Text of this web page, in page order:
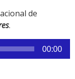
de
.
00:00